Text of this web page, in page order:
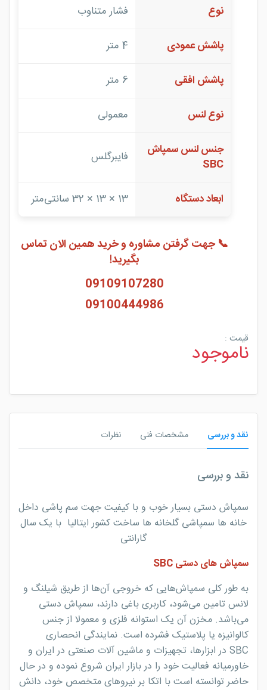
نوع فشار متناوب
پاشش عمودی 4 متر
پاشش افقی 6 متر
نوع لنس معمولی
جنس لنس سمپاش
SBC
فایبرگلس
ابعاد دستگاه 13 × 13 × 32 سانتی‌متر
📞 جهت گرفتن مشاوره و خرید همین الان تماس
بگیرید!
09109107280
09100444986
قیمت :
ناموجود
نقد و بررسی مشخصات فنی نظرات
نقد و بررسی
سمپاش دستی بسیار خوب و با کیفیت جهت سم پاشی داخل
خانه ها سمپاشی گلخانه ها ساخت کشور ایتالیا با یک سال
گارانتی
سمپاش های دستی SBC
به طور کلی سمپاش‌هایی که خروجی آن‌ها از طریق شیلنگ و
لانس تامین می‌شود، کاربری باغی دارند، سمپاش دستی
می‌باشد. مخزن آن یک استوانه فلزی و معمولا از جنس
کالوانیزه یا پلاستیک فشرده است. نمایندگی انحصاری
SBC در ابزارها، تجهیزات و ماشین آلات صنعتی در ایران و
خاورمیانه فعالیت خود را در بازار ایران شروع نموده و در حال
حاضر توانسته است با اتکا بر نیروهای متخصص خود، دانش